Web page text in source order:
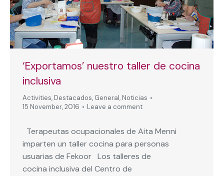
‘Exportamos’ nuestro taller de cocina
inclusiva
Activities, Destacados, General, Noticias
15 November, 2016
Leave a comment
Terapeutas ocupacionales de Aita Menni
imparten un taller cocina para personas
usuarias de Fekoor Los talleres de
cocina inclusiva del Centro de